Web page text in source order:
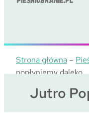
Strona główna –
popłyniemy daleko
Jutro